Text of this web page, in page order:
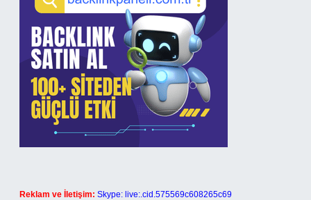
Reklam ve İletişim: Skype: live:.cid.575569c608265c69